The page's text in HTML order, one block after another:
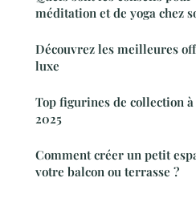
méditation et de yoga chez
Découvrez les meilleures
luxe
Top figurines de collection
2025
Comment créer un petit
votre balcon ou terrasse ?